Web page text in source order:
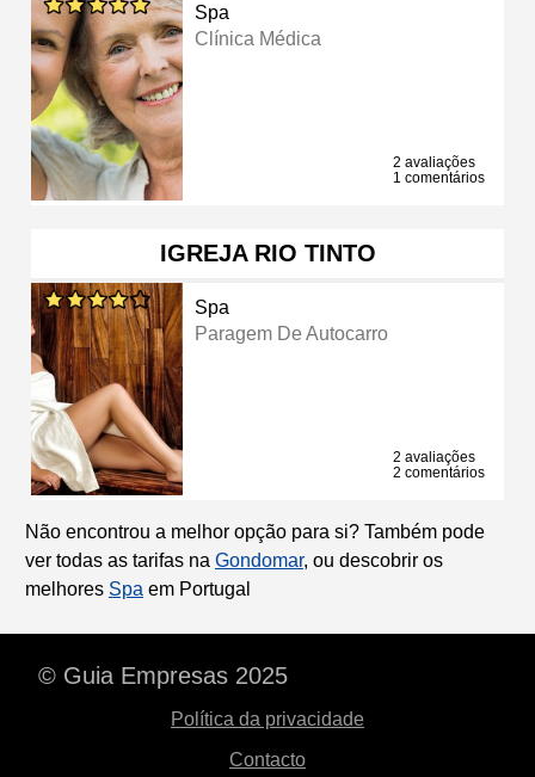
Spa
Clínica Médica
2 avaliações
1 comentários
IGREJA RIO TINTO
Spa
Paragem De Autocarro
2 avaliações
2 comentários
Não encontrou a melhor opção para si? Também pode
ver todas as tarifas na Gondomar, ou descobrir os
melhores Spa em Portugal
© Guia Empresas 2025
Política da privacidade
Contacto